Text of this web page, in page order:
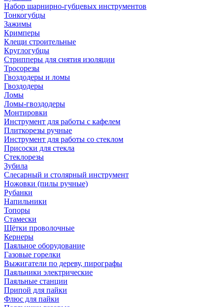
Набор шарнирно-губцевых инструментов
Тонкогубцы
Зажимы
Кримперы
Клещи строительные
Круглогубцы
Стрипперы для снятия изоляции
Тросорезы
Гвоздодеры и ломы
Гвоздодеры
Ломы
Ломы-гвоздодеры
Монтировки
Инструмент для работы с кафелем
Плиткорезы ручные
Инструмент для работы со стеклом
Присоски для стекла
Стеклорезы
Зубила
Слесарный и столярный инструмент
Ножовки (пилы ручные)
Рубанки
Напильники
Топоры
Стамески
Щётки проволочные
Кернеры
Паяльное оборудование
Газовые горелки
Выжигатели по дереву, пирографы
Паяльники электрические
Паяльные станции
Припой для пайки
Флюс для пайки